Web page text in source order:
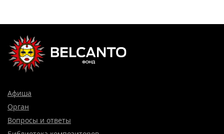
Афиша
Орган
Вопросы и ответы